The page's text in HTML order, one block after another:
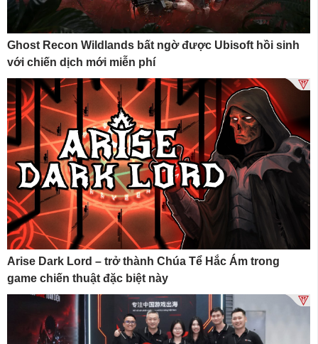
Ghost Recon Wildlands bất ngờ được Ubisoft hồi sinh
với chiến dịch mới miễn phí
Arise Dark Lord – trở thành Chúa Tể Hắc Ám trong
game chiến thuật đặc biệt này